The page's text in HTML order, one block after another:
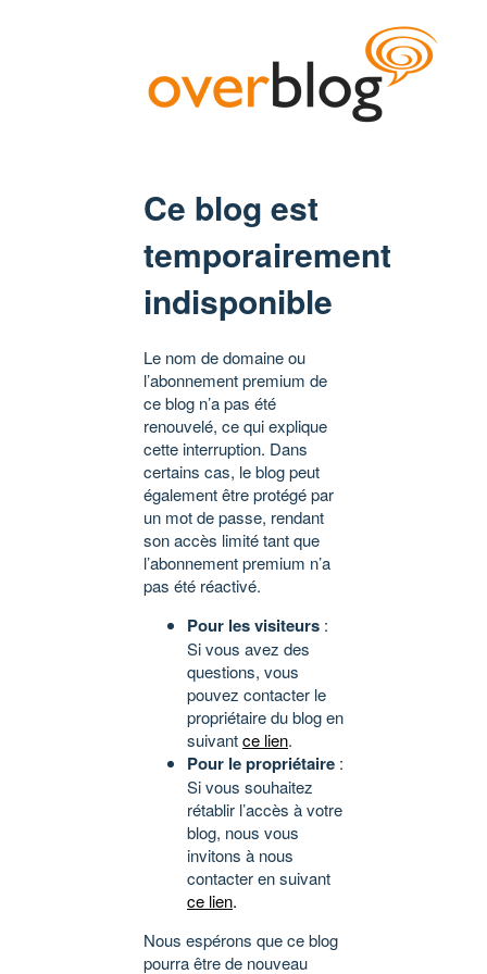
Ce blog est
temporairement
indisponible
Le nom de domaine ou
l’abonnement premium de
ce blog n’a pas été
renouvelé, ce qui explique
cette interruption. Dans
certains cas, le blog peut
également être protégé par
un mot de passe, rendant
son accès limité tant que
l’abonnement premium n’a
pas été réactivé.
Pour les visiteurs :
Si vous avez des
questions, vous
pouvez contacter le
propriétaire du blog en
suivantce lien.
Pour le propriétaire :
Si vous souhaitez
rétablir l’accès à votre
blog, nous vous
invitons à nous
contacter en suivant
ce lien.
Nous espérons que ce blog
pourra être de nouveau